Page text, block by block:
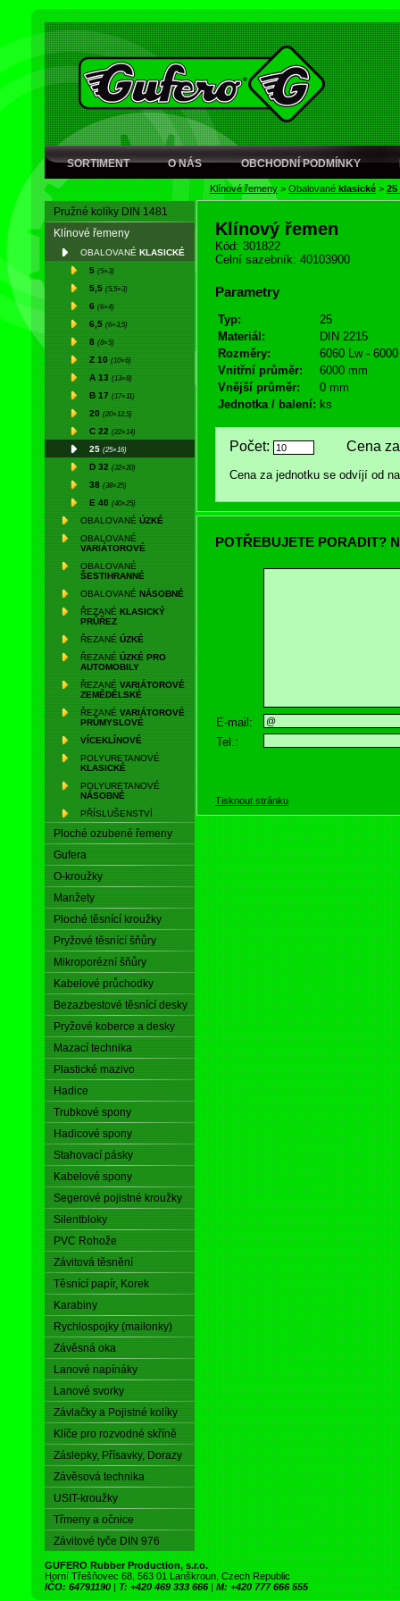
SORTIMENT O NÁS OBCHODNÍ PODMÍNKY
Klínové řemeny > Obalované klasické > 25
Pružné kolíky DIN 1481
Klínové řemeny
OBALOVANÉ KLASICKÉ
5 (5×3)
5,5 (5,5×3)
6 (6×4)
6,5 (6×3,5)
8 (8×5)
Z 10 (10×6)
A 13 (13×8)
B 17 (17×11)
20 (20×12,5)
C 22 (22×14)
25 (25×16)
D 32 (32×20)
38 (38×25)
E 40 (40×25)
OBALOVANÉ ÚZKÉ
OBALOVANÉ
VARIÁTOROVÉ
OBALOVANÉ
ŠESTIHRANNÉ
OBALOVANÉ NÁSOBNÉ
ŘEZANÉ KLASICKÝ
PRŮŘEZ
ŘEZANÉ ÚZKÉ
ŘEZANÉ ÚZKÉ PRO
AUTOMOBILY
ŘEZANÉ VARIÁTOROVÉ
ZEMĚDĚLSKÉ
ŘEZANÉ VARIÁTOROVÉ
PRŮMYSLOVÉ
VÍCEKLÍNOVÉ
POLYURETANOVÉ
KLASICKÉ
POLYURETANOVÉ
NÁSOBNÉ
PŘÍSLUŠENSTVÍ
Ploché ozubené řemeny
Gufera
O-kroužky
Manžety
Ploché těsnící kroužky
Pryžové těsnící šňůry
Mikroporézní šňůry
Kabelové průchodky
Bezazbestové těsnící desky
Pryžové koberce a desky
Mazací technika
Plastické mazivo
Hadice
Trubkové spony
Hadicové spony
Stahovací pásky
Kabelové spony
Segerové pojistné kroužky
Silentbloky
PVC Rohože
Závitová těsnění
Těsnící papír, Korek
Karabiny
Rychlospojky (mailonky)
Závěsná oka
Lanové napínáky
Lanové svorky
Závlačky a Pojistné kolíky
Klíče pro rozvodné skříně
Záslepky, Přísavky, Dorazy
Závěsová technika
USIT-kroužky
Třmeny a očnice
Závitové tyče DIN 976
Klínový řemen
Kód: 301822
Celní sazebník: 40103900
Parametry
Typ:
25
Materiál:
DIN 2215
Rozměry:
6060 Lw -
Vnitřní průměr:
6000 mm
Vnější průměr:
0 mm
Jednotka / balení: ks
Počet: Cena za
Cena za jednotku se odvíjí od
POTŘEBUJETE PORADIT?
E-mail:
Tel.:
Tisknout stránku
GUFERO Rubber Production, s.r.o.
Horní Třešňovec 68, 563 01 Lanškroun, Czech Republic
IČO: 64791190 | T: +420 469 333 666 | M: +420 777 666 555